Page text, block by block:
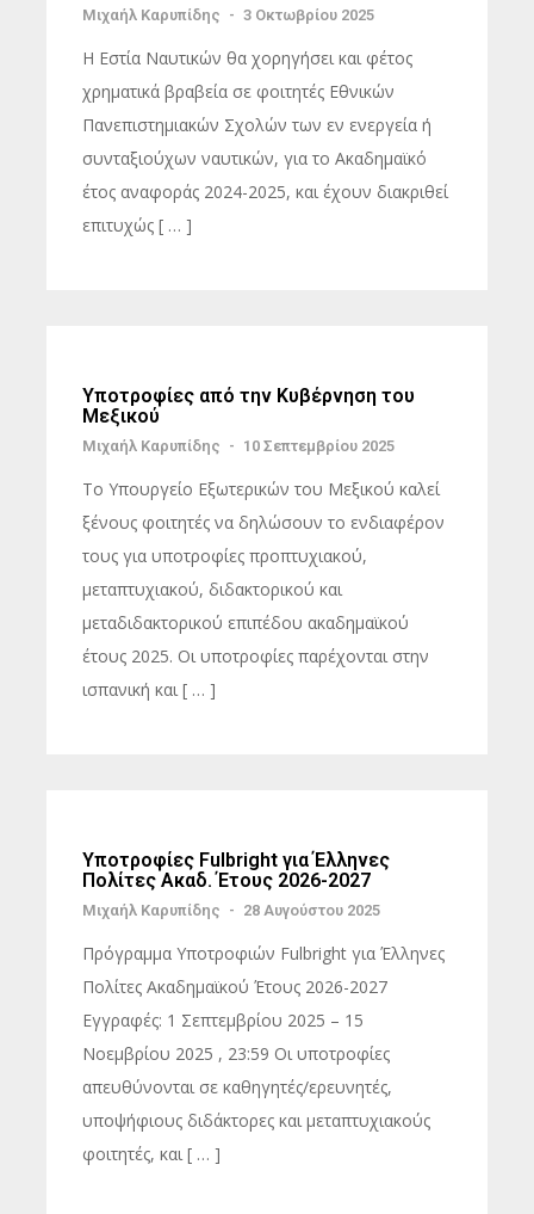
Μιχαήλ Καρυπίδης - 3 Οκτωβρίου 2025
Η Εστία Ναυτικών θα χορηγήσει και φέτος
χρηματικά βραβεία σε φοιτητές Εθνικών
Πανεπιστημιακών Σχολών των εν ενεργεία ή
συνταξιούχων ναυτικών, για το Ακαδημαϊκό
έτος αναφοράς 2024-2025, και έχουν διακριθεί
επιτυχώς [ … ]
Υποτροφίες από την Κυβέρνηση του
Μεξικού
Μιχαήλ Καρυπίδης - 10 Σεπτεμβρίου 2025
Το Υπουργείο Εξωτερικών του Μεξικού καλεί
ξένους φοιτητές να δηλώσουν το ενδιαφέρον
τους για υποτροφίες προπτυχιακού,
μεταπτυχιακού, διδακτορικού και
μεταδιδακτορικού επιπέδου ακαδημαϊκού
έτους 2025. Οι υποτροφίες παρέχονται στην
ισπανική και [ … ]
Υποτροφίες Fulbright για Έλληνες
Πολίτες Ακαδ. Έτους 2026-2027
Μιχαήλ Καρυπίδης - 28 Αυγούστου 2025
Πρόγραμμα Υποτροφιών Fulbright για Έλληνες
Πολίτες Ακαδημαϊκού Έτους 2026-2027
Εγγραφές: 1 Σεπτεμβρίου 2025 – 15
Νοεμβρίου 2025 , 23:59 Οι υποτροφίες
απευθύνονται σε καθηγητές/ερευνητές,
υποψήφιους διδάκτορες και μεταπτυχιακούς
φοιτητές, και [ … ]